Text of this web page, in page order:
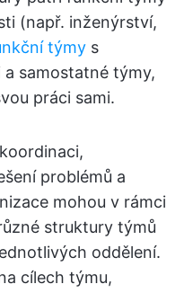
(např. inženýrství,
týmy s
samostatné týmy,
práci sami.
problémů a
mohou v rámci
struktury týmů
oddělení.
cílech týmu,